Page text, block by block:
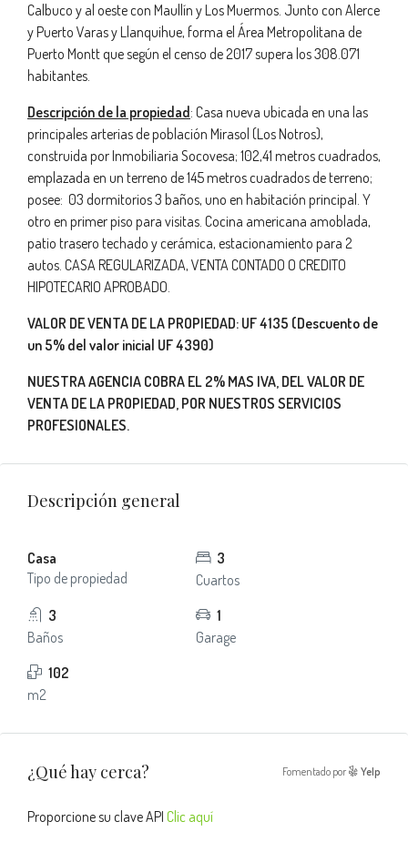
Calbuco y al oeste con Maullín y Los Muermos. Junto con Alerce
y Puerto Varas y Llanquihue, forma el Área Metropolitana de
Puerto Montt que según el censo de 2017 supera los 308.071
habitantes.
Descripción de la propiedad: Casa nueva ubicada en una las
principales arterias de población Mirasol (Los Notros),
construida por Inmobiliaria Socovesa; 102,41 metros cuadrados,
emplazada en un terreno de 145 metros cuadrados de terreno;
posee: 03 dormitorios 3 baños, uno en habitación principal. Y
otro en primer piso para visitas. Cocina americana amoblada,
patio trasero techado y cerámica, estacionamiento para 2
autos. CASA REGULARIZADA, VENTA CONTADO O CREDITO
HIPOTECARIO APROBADO.
VALOR DE VENTA DE LA PROPIEDAD: UF 4135 (Descuento de
un 5% del valor inicial UF 4390)
NUESTRA AGENCIA COBRA EL 2% MAS IVA, DEL VALOR DE
VENTA DE LA PROPIEDAD, POR NUESTROS SERVICIOS
PROFESIONALES.
Descripción general
Casa
Tipo de propiedad
3
Cuartos
3
Baños
1
Garage
102
m2
¿Qué hay cerca? Fomentado por Yelp
Proporcione su clave API Clic aquí